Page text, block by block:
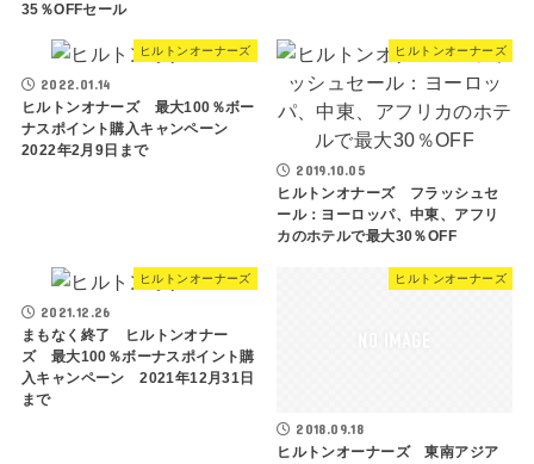
35％OFFセール
ヒルトンオーナーズ
2022.01.14
ヒルトンオナーズ 最大100％ボー
ナスポイント購入キャンペーン
2022年2月9日まで
ヒルトンオーナーズ
2019.10.05
ヒルトンオナーズ フラッシュセ
ール：ヨーロッパ、中東、アフリ
カのホテルで最大30％OFF
ヒルトンオーナーズ
2021.12.26
まもなく終了 ヒルトンオナー
ズ 最大100％ボーナスポイント購
入キャンペーン 2021年12月31日
まで
ヒルトンオーナーズ
2018.09.18
ヒルトンオーナーズ 東南アジア